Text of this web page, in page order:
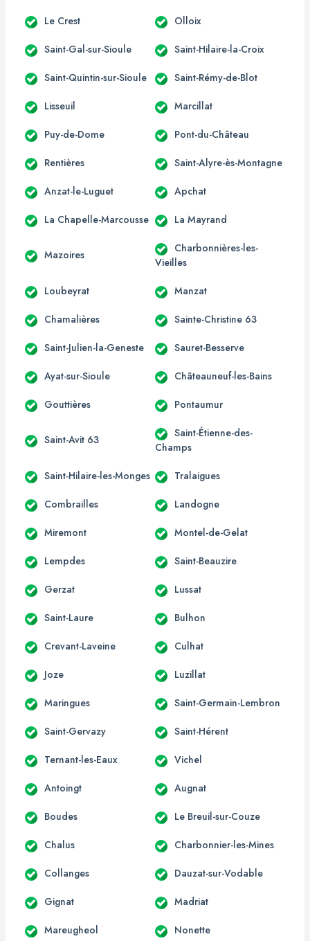
Le Crest Olloix
Saint-Gal-sur-Sioule Saint-Hilaire-la-Croix
Saint-Quintin-sur-Sioule Saint-Rémy-de-Blot
Lisseuil Marcillat
Puy-de-Dome Pont-du-Château
Rentières Saint-Alyre-ès-Montagne
Anzat-le-Luguet Apchat
La Chapelle-Marcousse La Mayrand
Mazoires
Charbonnières-les-
Vieilles
Loubeyrat Manzat
Chamalières Sainte-Christine 63
Saint-Julien-la-Geneste Sauret-Besserve
Ayat-sur-Sioule Châteauneuf-les-Bains
Gouttières Pontaumur
Saint-Avit 63
Saint-Étienne-des-
Champs
Saint-Hilaire-les-Monges Tralaigues
Combrailles Landogne
Miremont Montel-de-Gelat
Lempdes Saint-Beauzire
Gerzat Lussat
Saint-Laure Bulhon
Crevant-Laveine Culhat
Joze Luzillat
Maringues Saint-Germain-Lembron
Saint-Gervazy Saint-Hérent
Ternant-les-Eaux Vichel
Antoingt Augnat
Boudes Le Breuil-sur-Couze
Chalus Charbonnier-les-Mines
Collanges Dauzat-sur-Vodable
Gignat Madriat
Mareugheol Nonette